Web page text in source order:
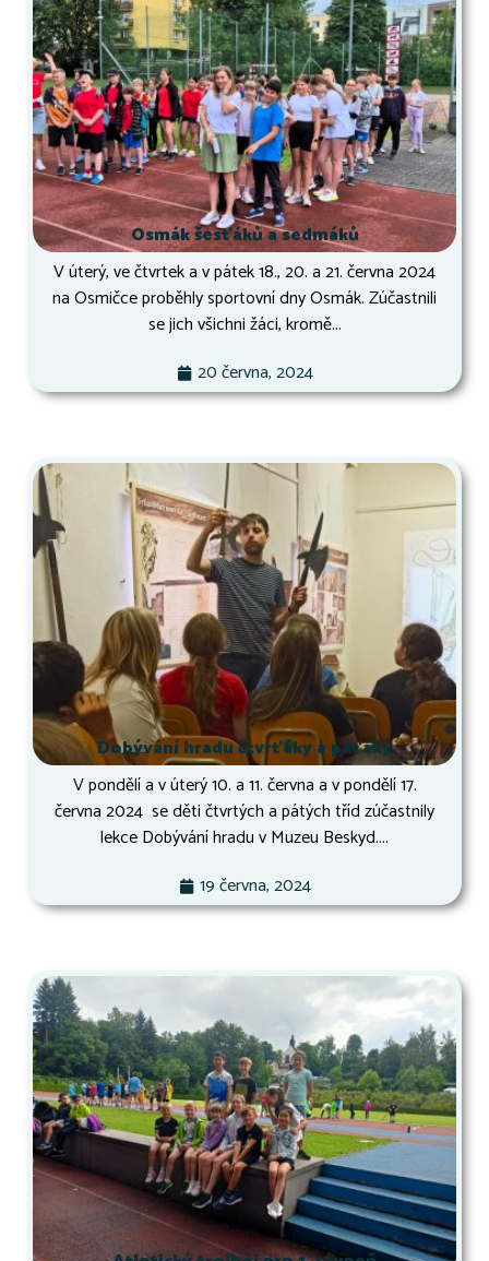
Osmák šesťáků a sedmáků
V úterý, ve čtvrtek a v pátek 18., 20. a 21. června 2024
na Osmičce proběhly sportovní dny Osmák. Zúčastnili
se jich všichni žáci, kromě...
20 června, 2024
Dobývání hradu čtvrťáky a páťáky
V pondělí a v úterý 10. a 11. června a v pondělí 17.
června 2024 se děti čtvrtých a pátých tříd zúčastnily
lekce Dobývání hradu v Muzeu Beskyd....
19 června, 2024